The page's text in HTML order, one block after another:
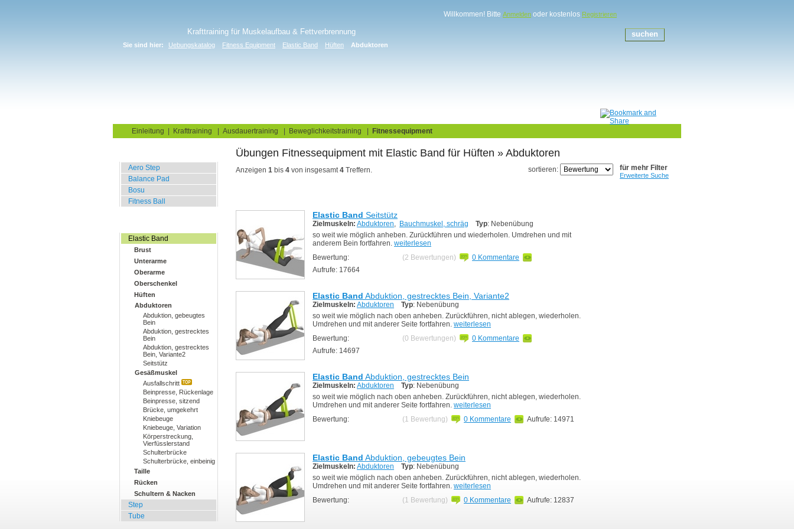
Krafttraining für Muskelaufbau & Fettverbrennung
Sie sind hier: Uebungskatalog Fitness Equipment Elastic Band Hüften Abduktoren
Willkommen! Bitte Anmelden oder kostenlos Registrieren
Einleitung Krafttraining Ausdauertraining Beweglichkeitstraining Fitnessequipment
Aero Step
Balance Pad
Bosu
Fitness Ball
Elastic Band
Brust
Unterarme
Oberarme
Oberschenkel
Hüften
Abduktoren
Abduktion, gebeugtes
Bein
Abduktion, gestrecktes
Bein
Abduktion, gestrecktes
Bein, Variante2
Seitstütz
Gesäßmuskel
Ausfallschritt
Beinpresse, Rückenlage
Beinpresse, sitzend
Brücke, umgekehrt
Kniebeuge
Kniebeuge, Variation
Körperstreckung,
Vierfüsslerstand
Schulterbrücke
Schulterbrücke, einbeinig
Taille
Rücken
Schultern & Nacken
Step
Tube
Übungen Fitnessequipment für Hüften » Abduktoren
Anzeigen 1 bis 4 von insgesamt4 Treffern. für mehr Filter
Erweiterte Suche
sortieren:
Elastic Band Seitstütz
Zielmuskeln: Abduktoren, Bauchmuskel, schräg Typ: Nebenübung
so weit wie möglich anheben. Zurückführen und wiederholen. Umdrehen und mit
anderem Bein fortfahren. weiterlesen
Bewertung:
(2 Bewertungen)
0 Kommentare
Aufrufe: 17664
Elastic Band Abduktion, gestrecktes Bein, Variante2
Zielmuskeln: Abduktoren Typ: Nebenübung
so weit wie möglich nach oben anheben. Zurückführen, nicht ablegen, wiederholen.
Umdrehen und mit anderer Seite fortfahren. weiterlesen
Bewertung:
(0 Bewertungen)
0 Kommentare
Aufrufe: 14697
Elastic Band Abduktion, gestrecktes Bein
Zielmuskeln: Abduktoren Typ: Nebenübung
so weit wie möglich nach oben anheben. Zurückführen, nicht ablegen, wiederholen.
Umdrehen und mit anderer Seite fortfahren. weiterlesen
Bewertung:
(1 Bewertung) 0 Kommentare Aufrufe: 14971
Elastic Band Abduktion, gebeugtes Bein
Zielmuskeln: Abduktoren Typ: Nebenübung
so weit wie möglich nach oben anheben. Zurückführen, nicht ablegen, wiederholen.
Umdrehen und mit anderer Seite fortfahren. weiterlesen
Bewertung:
(1 Bewertung) 0 Kommentare Aufrufe: 12837